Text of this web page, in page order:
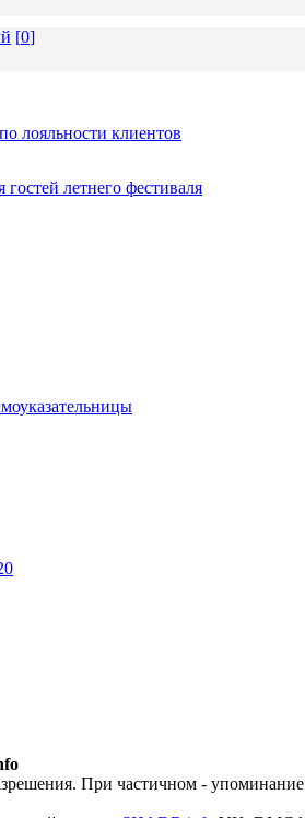
[0]
лояльности клиентов
летнего фестиваля
При частичном - упоминание